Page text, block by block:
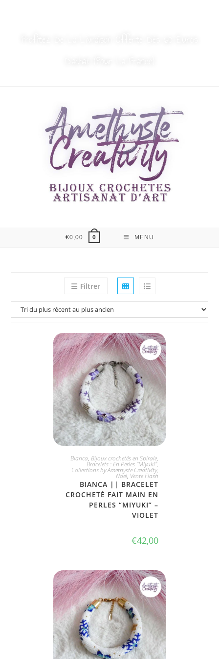
€0,00 0 MENU
Filtrer
JE L'ADOPTE
Bianca, Bijoux crochetés en Spirale,
Bracelets : En Perles "Miyuki",
Collections by Amethyste Creativity,
Noel, Vente Flash
BIANCA || BRACELET
CROCHETÉ FAIT MAIN EN
PERLES “MIYUKI” –
VIOLET
€42,00